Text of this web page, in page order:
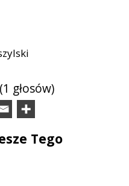
głosów)
Tego